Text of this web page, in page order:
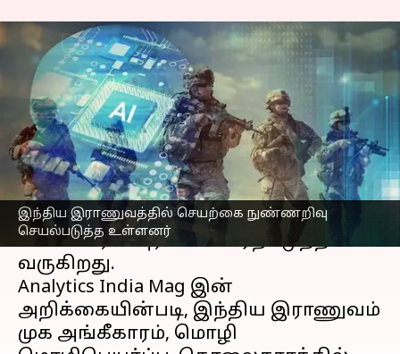
இந்திய இராணுவத்தில் செயற்கை நுண்ணறிவு
செயல்படுத்த உள்ளனர்
இந்திய ராணுவத்தில்
விரைவில் AI -
என்னென்ன பயன்கள்?
எழுதியவர் Siranjeevi Feb 13, 2023 04:29 pm
செய்தி முன்னோட்டம்
சமீப காலமாகAI தொழில்நுட்பம்
மிகப்பெரிய புரட்சியை ஏற்படுத்தி
வருகிறது.
Analytics India Mag இன்
அறிக்கையின்படி, இந்திய இராணுவம்
முக அங்கீகாரம், மொழி